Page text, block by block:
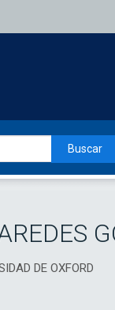
Buscar
DE OXFORD